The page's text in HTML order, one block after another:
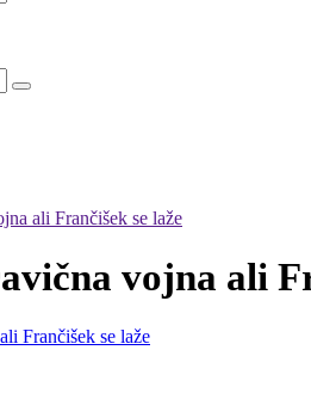
ali Frančišek se laže
vojna ali